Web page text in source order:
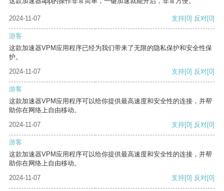
2024-11-07 支持[0] 反对[0]
游客
这款加速器VPM应用程序已经为我们带来了无限的隐私保护和安全性保
护。
2024-11-07
支持[0] 反对[0]
游客
这款加速器VPM应用程序可以给你提供最高速度和安全性的连接，并帮
助你在网络上自由移动。
2024-11-07
支持[0] 反对[0]
游客
这款加速器VPM应用程序可以给你提供最高速度和安全性的连接，并帮
助你在网络上自由移动。
2024-11-07
支持[0] 反对[0]